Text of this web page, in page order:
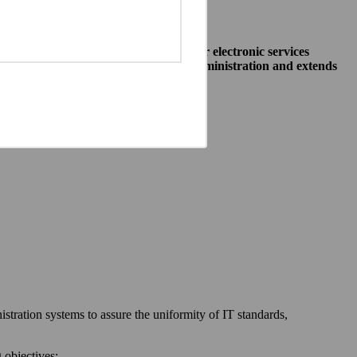
allow public institutions make their electronic services
to different systems of public administration and extends
between:
systems to assure the uniformity of IT standards,